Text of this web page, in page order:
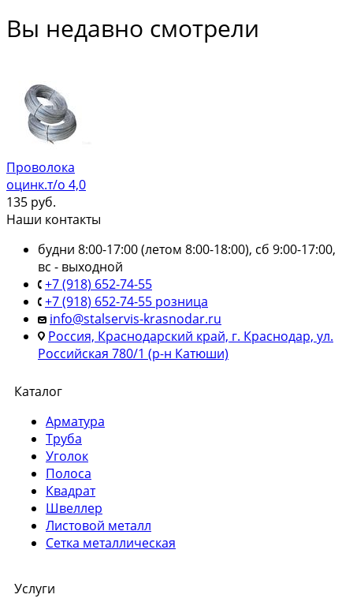
Вы недавно смотрели
Проволока
оцинк.т/о 4,0
135 руб.
Наши контакты
будни 8:00-17:00 (летом 8:00-18:00), сб 9:00-17:00,
вс - выходной
+7 (918) 652-74-55
+7 (918) 652-74-55 розница
info@stalservis-krasnodar.ru
Россия, Краснодарский край, г. Краснодар, ул.
Российская 780/1 (р-н Катюши)
Каталог
Арматура
Труба
Уголок
Полоса
Квадрат
Швеллер
Листовой металл
Сетка металлическая
Услуги